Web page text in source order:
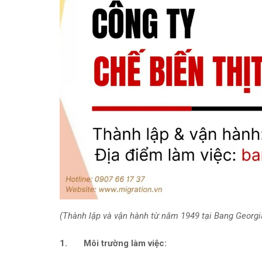
(Thành lập và vận hành từ năm 1949 tại Bang
1. Môi trường làm việc: